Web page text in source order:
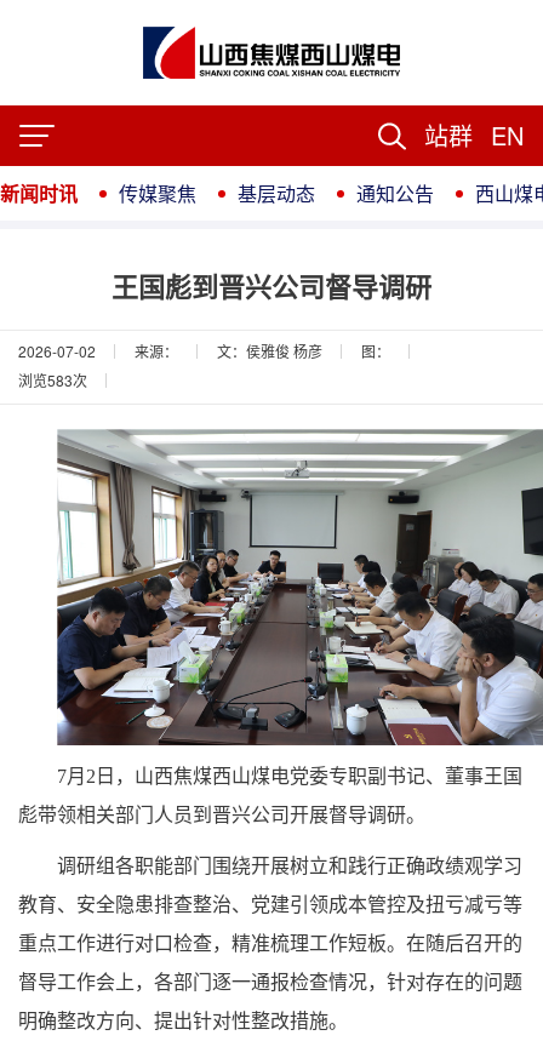
站群 EN
新闻时讯 传媒聚焦 基层动态 通知公告 西山煤
王国彪到晋兴公司督导调研
2026-07-02 来源： 文：侯雅俊 杨彦
图：
浏览583次
7月2日，山西焦煤西山煤电党委专职副书记、董事王国
彪带领相关部门人员到晋兴公司开展督导调研。
调研组各职能部门围绕开展树立和践行正确政绩观学习
教育、安全隐患排查整治、党建引领成本管控及扭亏减亏等
重点工作进行对口检查，精准梳理工作短板。在随后召开的
督导工作会上，各部门逐一通报检查情况，针对存在的问题
明确整改方向、提出针对性整改措施。